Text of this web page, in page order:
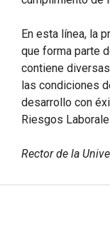
En esta línea, la
que forma parte
contiene
las condiciones
desarrollo con
Riesgos
Rector de la